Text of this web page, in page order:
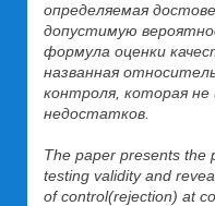
определяемая
допустимую
формула оценки
названная
контроля, которая
недостатков.
The paper presents the
testing validity and
of control(rejection) at